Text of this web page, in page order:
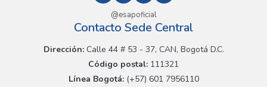
@esapoficial
Contacto Sede Central
Dirección:Calle 44 # 53 - 37, CAN, Bogotá D.C.
Código postal: 111321
Línea Bogotá:(+57) 601 7956110